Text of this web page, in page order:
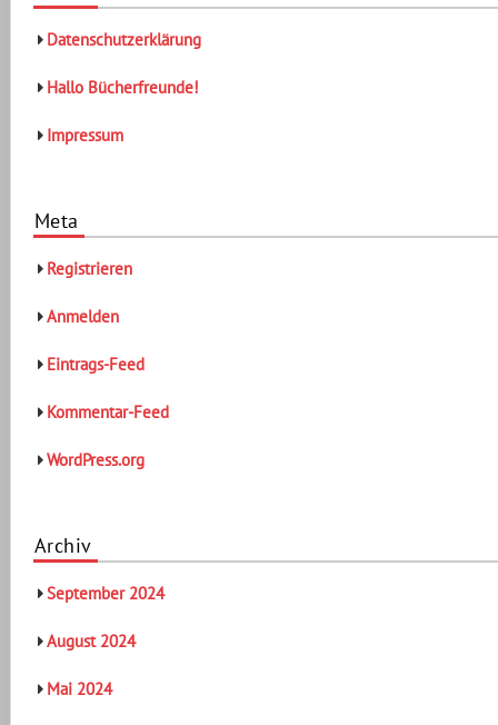
Datenschutzerklärung
Hallo Bücherfreunde!
Impressum
Meta
Registrieren
Anmelden
Eintrags-Feed
Kommentar-Feed
WordPress.org
Archiv
September 2024
August 2024
Mai 2024